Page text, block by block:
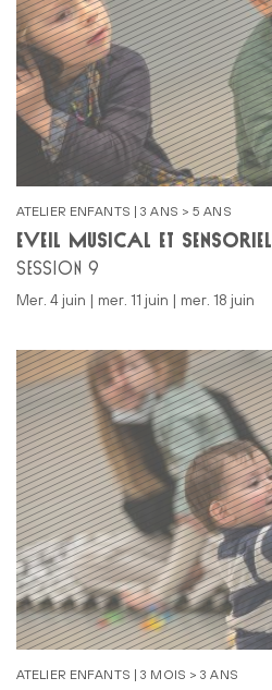
ATELIER ENFANTS | 3 ANS > 5 ANS
ÉVEIL MUSICAL ET SENSORIEL
SESSION 9
mer. 4 juin | mer. 11 juin | mer. 18 juin
ATELIER ENFANTS | 3 MOIS > 3 ANS